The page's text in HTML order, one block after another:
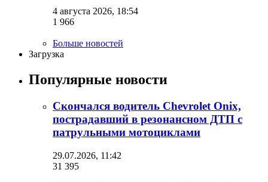
4 августа 2026, 18:54
1 966
Больше новостей
Загрузка
Популярные новости
Скончался водитель Chevrolet Onix,
пострадавший в резонансном ДТП с
патрульными мотоциклами
29.07.2026, 11:42
31 395